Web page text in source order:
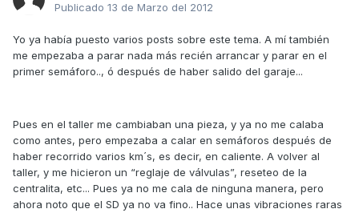
Publicado 13 de Marzo del 2012
Yo ya había puesto varios posts sobre este tema. A mí también
me empezaba a parar nada más recién arrancar y parar en el
primer semáforo.., ó después de haber salido del garaje...
Pues en el taller me cambiaban una pieza, y ya no me calaba
como antes, pero empezaba a calar en semáforos después de
haber recorrido varios km´s, es decir, en caliente. A volver al
taller, y me hicieron un “reglaje de válvulas”, reseteo de la
centralita, etc... Pues ya no me cala de ninguna manera, pero
ahora noto que el SD ya no va fino.. Hace unas vibraciones raras